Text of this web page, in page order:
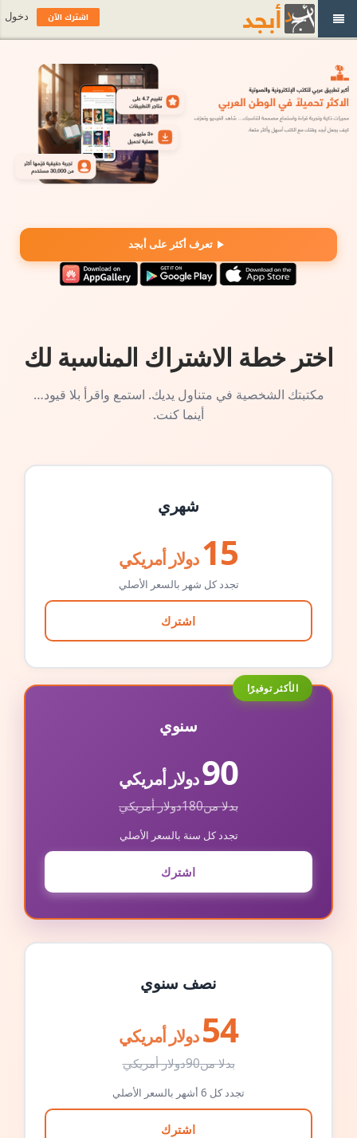
تعرف أكثر على أبجد
اختر خطة الاشتراك المناسبة لك
مكتبتك الشخصية في متناول يديك. استمع واقرأ بلا قيود…
أينما كنت.
شهري
15 دولار أمريكي
تجدد كل شهر بالسعر الأصلي
اشترك
الأكثر توفيرًا
سنوي
90دولار أمريكي
بدلا من180دولار أمريكي
تجدد كل سنة بالسعر الأصلي
اشترك
نصف سنوي
54 دولار أمريكي
بدلا من90دولار أمريكي
تجدد كل 6 أشهر بالسعر الأصلي
اشترك
اشترك الآن دخول